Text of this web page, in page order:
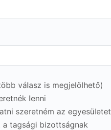
válasz is megjelölhető)
lenni
szeretném az egyesületet
a tagsági bizottságnak